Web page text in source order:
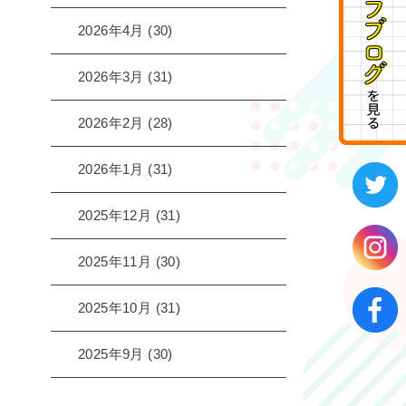
2026年4月 (30)
2026年3月 (31)
2026年2月 (28)
2026年1月 (31)
2025年12月 (31)
2025年11月 (30)
2025年10月 (31)
2025年9月 (30)